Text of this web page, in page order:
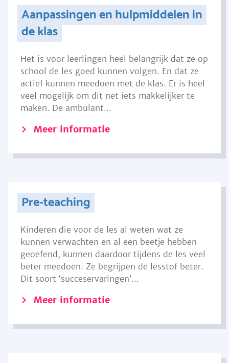
Aanpassingen en hulpmiddelen in
de klas
Het is voor leerlingen heel belangrijk dat ze op
school de les goed kunnen volgen. En dat ze
actief kunnen meedoen met de klas. Er is heel
veel mogelijk om dit net iets makkelijker te
maken. De ambulant...
Meer informatie
Pre-teaching
Kinderen die voor de les al weten wat ze
kunnen verwachten en al een beetje hebben
geoefend, kunnen daardoor tijdens de les veel
beter meedoen. Ze begrijpen de lesstof beter.
Dit soort ‘succeservaringen’...
Meer informatie